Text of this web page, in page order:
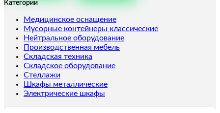
мм
Категории
Медицинское оснащение
Мусорные контейнеры классические
Нейтральное оборудование
Производственная мебель
Складская техника
Складское оборудование
Стеллажи
Шкафы металлические
Электрические шкафы